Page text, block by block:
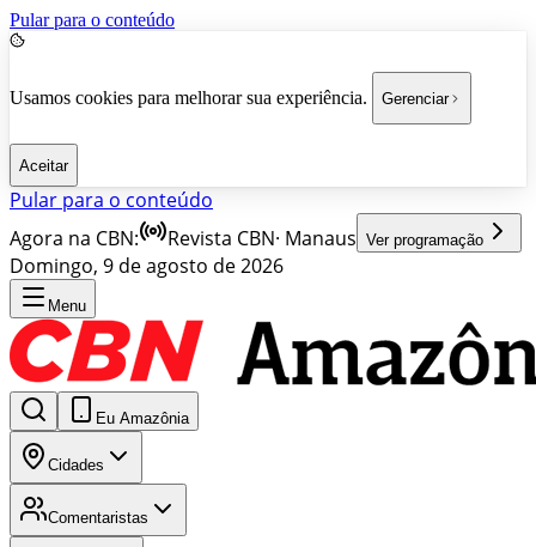
Pular para o conteúdo
Usamos cookies para melhorar sua experiência. Gerenciar
Aceitar
Pular para o conteúdo
Agora na CBN:
Revista CBN· Manaus Ver programação
Domingo, 9 de agosto de 2026
Menu
Eu Amazônia
Cidades
Comentaristas